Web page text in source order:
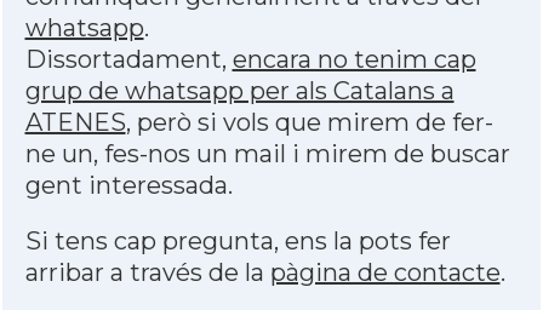
whatsapp.
Dissortadament, encara no tenim cap
grup de whatsapp per als Catalans a
ATENES, però si vols que mirem de fer-
ne un, fes-nos un mail i mirem de buscar
gent interessada.
Si tens cap pregunta, ens la pots fer
arribar a través de la pàgina de contacte.